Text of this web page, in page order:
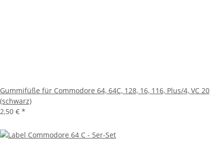
Gummifüße für Commodore 64, 64C, 128, 16, 116, Plus/4, VC 20
(schwarz)
2,50 € *